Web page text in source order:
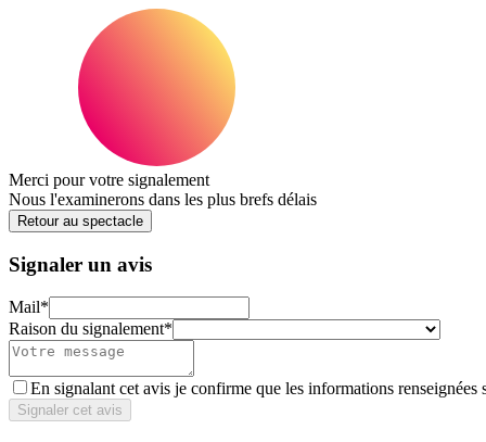
Merci pour votre signalement
Nous l'examinerons dans les plus brefs délais
Retour au spectacle
Signaler un avis
Mail*
Raison du signalement*
En signalant cet avis je confirme que les informations renseignées
Signaler cet avis